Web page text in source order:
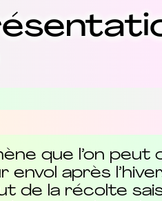
que l’on
après
de la récolte